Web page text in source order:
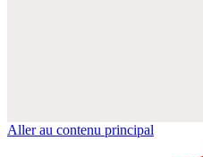
Aller au contenu principal